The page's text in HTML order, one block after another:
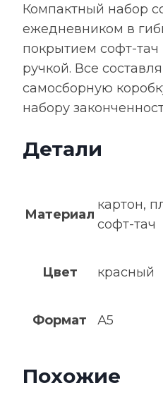
Компактный набор
ежедневником в
покрытием софт-
ручкой. Все
самосборную
набору
Детали
Материал
картон,
софт-тач
Цвет красный
Формат А5
Похожие